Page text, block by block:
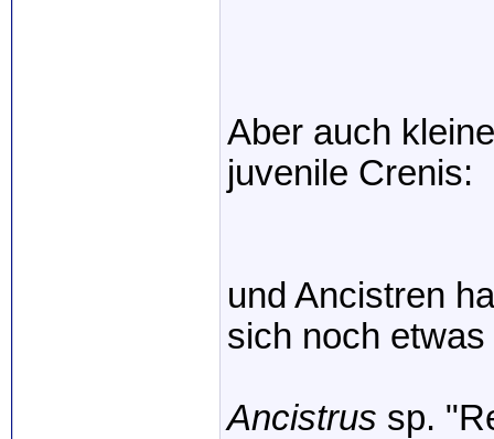
Aber auch
juvenile Crenis:
und Ancistren
sich noch
Ancistrus sp.